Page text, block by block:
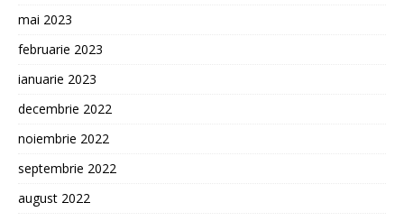
mai 2023
februarie 2023
ianuarie 2023
decembrie 2022
noiembrie 2022
septembrie 2022
august 2022